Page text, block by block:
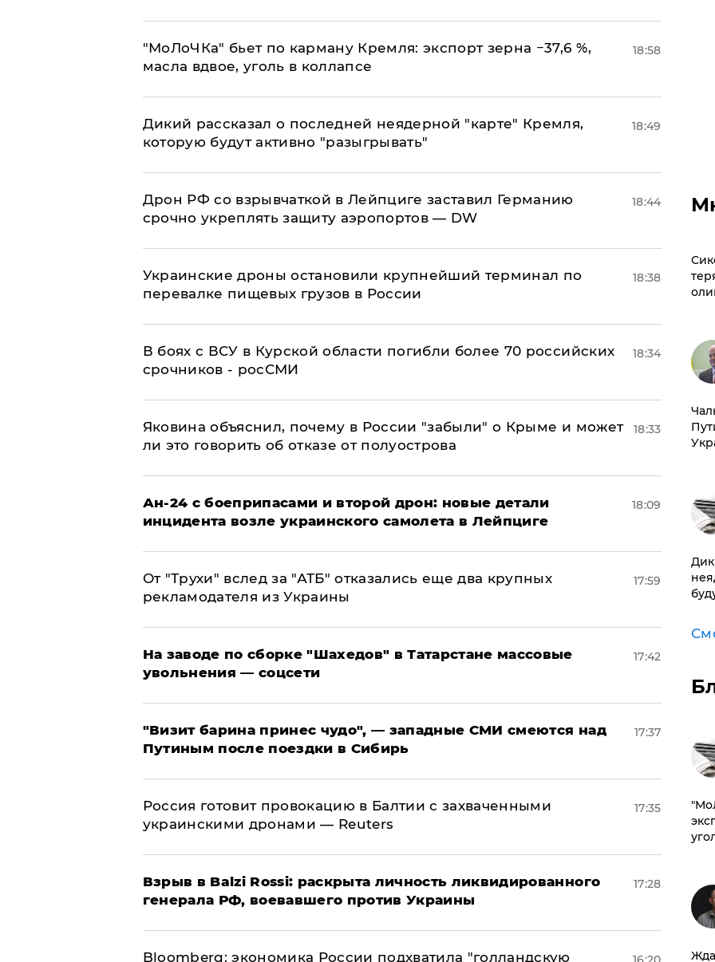
​"МоЛоЧКа" бьет по карману Кремля: экспорт зерна −37,6 %,
масла вдвое, уголь в коллапсе
18:58
Дикий рассказал о последней неядерной "карте" Кремля,
которую будут активно "разыгрывать"
18:49
​Дрон РФ со взрывчаткой в Лейпциге заставил Германию
срочно укреплять защиту аэропортов — DW
18:44
Украинские дроны остановили крупнейший терминал по
перевалке пищевых грузов в России
18:38
В боях с ВСУ в Курской области погибли более 70 российских
срочников - росСМИ
18:34
Яковина объяснил, почему в России "забыли" о Крыме и может
ли это говорить об отказе от полуострова
18:33
Ан-24 с боеприпасами и второй дрон: новые детали
инцидента возле украинского самолета в Лейпциге
18:09
От "Трухи" вслед за "АТБ" отказались еще два крупных
рекламодателя из Украины
17:59
На заводе по сборке "Шахедов" в Татарстане массовые
увольнения — соцсети
17:42
"Визит барина принес чудо", — западные СМИ смеются над
Путиным после поездки в Сибирь
17:37
​Россия готовит провокацию в Балтии с захваченными
украинскими дронами — Reuters
17:35
​Взрыв в Balzi Rossi: раскрыта личность ликвидированного
генерала РФ, воевавшего против Украины
17:28
Bloomberg: экономика России подхватила "голландскую